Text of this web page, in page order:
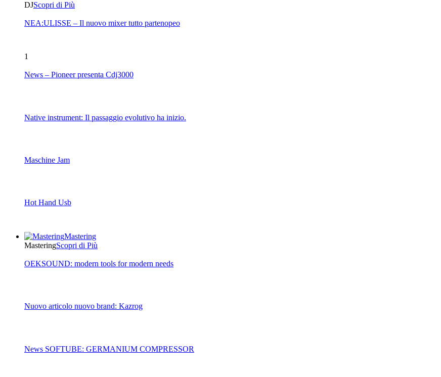
DJScopri di Più
NEA:ULISSE – Il nuovo mixer tutto partenopeo
1
News – Pioneer presenta Cdj3000
Native instrument: Il passaggio evolutivo ha inizio.
Maschine Jam
Hot Hand Usb
Mastering
MasteringScopri di Più
OEKSOUND: modern tools for modern needs
Nuovo articolo nuovo brand: Kazrog
News SOFTUBE: GERMANIUM COMPRESSOR